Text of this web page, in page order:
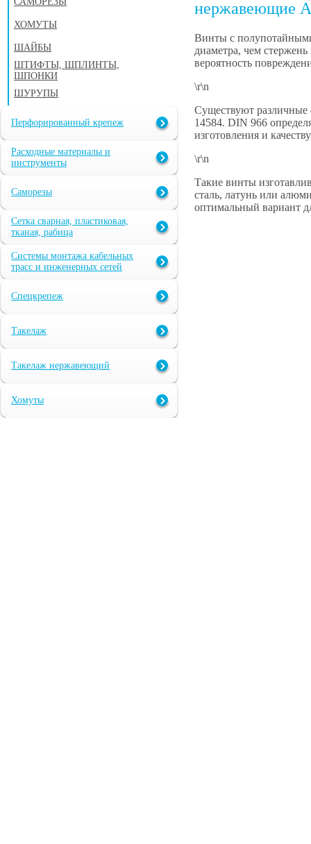
ХОМУТЫ
ШАЙБЫ
ШТИФТЫ, ШПЛИНТЫ,
ШПОНКИ
ШУРУПЫ
Перфорированный крепеж
Расходные материалы и
инструменты
Саморезы
Сетка сварная, пластиковая,
тканая, рабица
Системы монтажа кабельных
трасс и инженерных сетей
Спецкрепеж
Такелаж
Такелаж нержавеющий
Хомуты
нержавеющие
Винты с
диаметра, чем
вероятность
\r\n
Существуют различные
14584. DIN 966
изготовления и
\r\n
Такие винты
сталь, латунь или
оптимальный вариант